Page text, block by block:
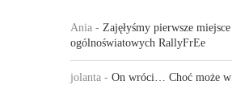
Ania - Zajęłyśmy pierwsze
ogólnoświatowych RallyFrEe
jolanta - On wróci… Choć może